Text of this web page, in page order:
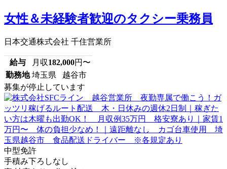
女性＆未経験者歓迎のタクシー乗務員
日本交通株式会社 千住営業所
給与 月収182,000円〜
勤務地 埼玉県 越谷市
募集が停止しています
中型免許
手積み下ろしなし